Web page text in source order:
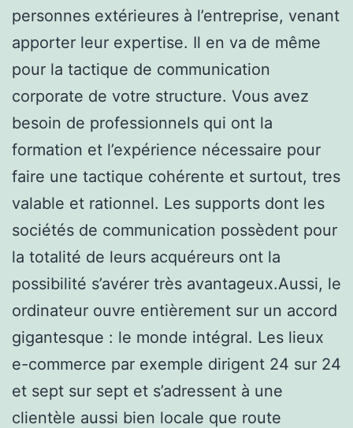
personnes extérieures à l’entreprise, venant
apporter leur expertise. Il en va de même
pour la tactique de communication
corporate de votre structure. Vous avez
besoin de professionnels qui ont la
formation et l’expérience nécessaire pour
faire une tactique cohérente et surtout, tres
valable et rationnel. Les supports dont les
sociétés de communication possèdent pour
la totalité de leurs acquéreurs ont la
possibilité s’avérer très avantageux.Aussi, le
ordinateur ouvre entièrement sur un accord
gigantesque : le monde intégral. Les lieux
e-commerce par exemple dirigent 24 sur 24
et sept sur sept et s’adressent à une
clientèle aussi bien locale que route